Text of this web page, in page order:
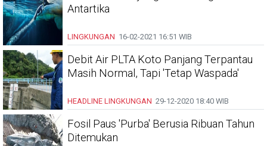
Antartika
LINGKUNGAN 16-02-2021 16:51 WIB
Debit Air PLTA Koto Panjang Terpantau
Masih Normal, Tapi 'Tetap Waspada'
HEADLINE LINGKUNGAN 29-12-2020 18:40 WIB
Fosil Paus 'Purba' Berusia Ribuan Tahun
Ditemukan